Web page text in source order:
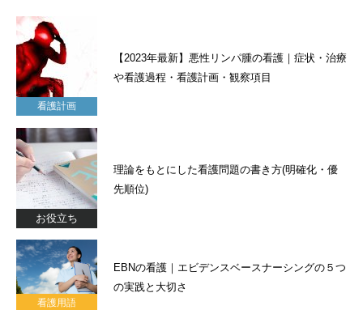
看護計画
【2023年最新】悪性リンパ腫の看護｜症状・治療
や看護過程・看護計画・観察項目
お役立ち
理論をもとにした看護問題の書き方(明確化・優
先順位)
看護用語
EBNの看護｜エビデンスベースナーシングの５つ
の実践と大切さ